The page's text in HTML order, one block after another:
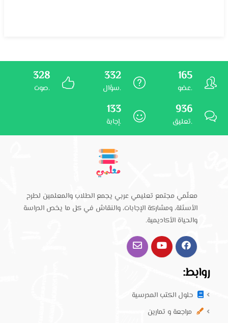
165
عضو.
332
سؤال.
328
صوت.
936
تعليق.
133
إجابة.
معلّمي مجتمع تعليمي عربي يجمع الطلاب والمعلمين لطرح
الأسئلة، ومشاركة الإجابات، والنقاش في كل ما يخص الدراسة
والحياة الأكاديمية.
روابط:
حلول الكتب المدرسية
مراجعة و تمارين